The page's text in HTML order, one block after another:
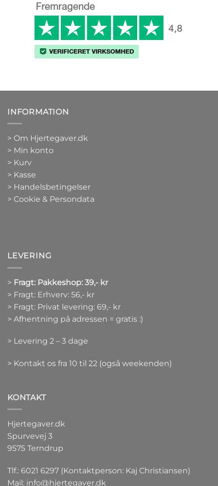
INFORMATION
> Om Hjertegaver.dk
> Min konto
> Kurv
> Kasse
> Handelsbetingelser
> Cookie & Persondata
LEVERING
> Fragt: Pakkeshop: 39,- kr
> Fragt: Erhverv: 56,- kr
> Fragt: Privat levering: 69,- kr
> Afhentning på adressen = gratis :)
> Levering 2 – 3 dage
> Kontakt os fra 10 til 22 (også weekenden)
KONTAKT
Hjertegaver.dk
Spurvevej 3
9575 Terndrup
Tlf.: 6021 6297 (Kontaktperson: Kaj Christiansen)
Mail: info@hjertegaver.dk